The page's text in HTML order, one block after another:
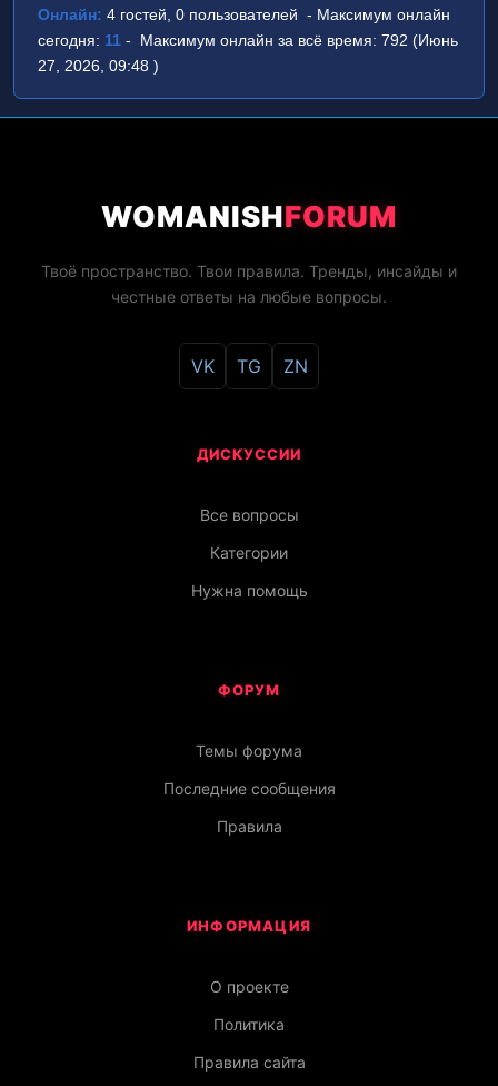
Онлайн: 4 гостей, 0 пользователей - Максимум онлайн
сегодня: 11 - Максимум онлайн за всё время: 792 (Июнь
27, 2026, 09:48 )
WOMANISHFORUM
Твоё пространство. Твои правила. Тренды, инсайды и
честные ответы на любые вопросы.
VK TG ZN
ДИСКУССИИ
Все вопросы
Категории
Нужна помощь
ФОРУМ
Темы форума
Последние сообщения
Правила
ИНФОРМАЦИЯ
О проекте
Политика
Правила сайта